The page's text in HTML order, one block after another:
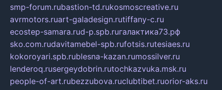
smp-forum.rubastion-td.rukosmoscreative.ru
avrmotors.ruart-galadesign.rutiffany-c.ru
ecostep-samara.rud-p.spb.ruгалактика73.рф
sko.com.rudavitamebel-spb.rufotsis.rutesiaes.ru
kokoroyari.spb.rublesna-kazan.rumossilver.ru
lenderoq.rusergeydobrin.rutochkazvuka.msk.ru
people-of-art.rubezzubova.ruclubtibet.ruorior-aks.ru